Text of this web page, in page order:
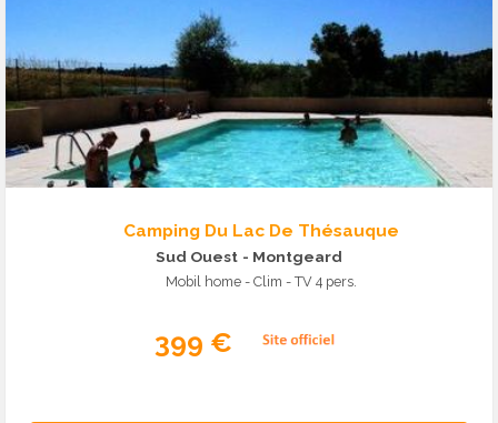
Camping Du Lac De Thésauque
Sud Ouest - Montgeard
Mobil home - Clim - TV 4 pers.
399 €